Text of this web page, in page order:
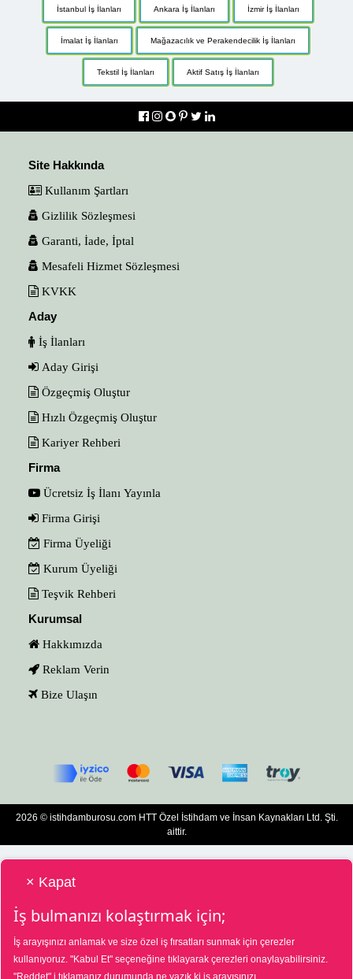
İstanbul İş İlanları Ankara İş İlanları İzmir İş İlanları
İmalat İş İlanları Mağazacılık ve Perakendecilik İş İlanları
Tekstil İş İlanları Aktif Satış İş İlanları
Site Hakkında
Kullanım Şartları
Gizlilik Sözleşmesi
Garanti, İade, İptal
Mesafeli Hizmet Sözleşmesi
KVKK
Aday
İş İlanları
Aday Girişi
Özgeçmiş Oluştur
Hızlı Özgeçmiş Oluştur
Kariyer Rehberi
Firma
Ücretsiz İş İlanı Yayınla
Firma Girişi
Firma Üyeliği
Kurum Üyeliği
Teşvik Rehberi
Kurumsal
Hakkımızda
Reklam Verin
Bize Ulaşın
2026 © istihdamburosu.com HTT Özel İstihdam ve İnsan Kaynakları Ltd. Şti.
aittir.
HTT Bilgisayar Eğitim Destek Özel İstihdam ve İnsan Kaynakları Hizmetleri Tic.
Ltd. Şti. Özel İstihdam Bürosu 01/08/2025 - 31/07/2028 tarihleri arasında
faaliyette bulunmak üzere, Türkiye İş Kurumu tarafından 01/07/2025 tarih ve
× Kapat
İş bulmanızı kolaştırmak için;
İş arayışınızı anlamak ve size özel iş fırsatları sunmak için çerezler
kullanıyoruz. "Kabul Et" seçeneğine tıklayarak çerezleri onaylayabilirsiniz.
"Reddet" i tıklamanız durumunda ne yazık ki iş arayışınızı